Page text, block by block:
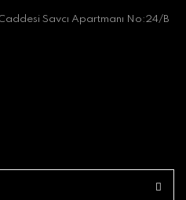
Savcı Apartmanı No:24/B